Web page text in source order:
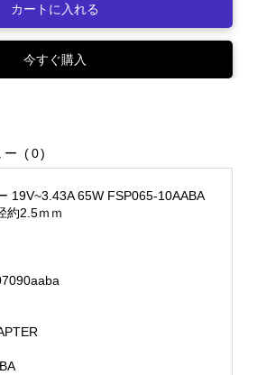
カートに入れる
今すぐ購入
ー (0)
19V~3.43A 65W FSP065-10AABA
約2.5ｍｍ